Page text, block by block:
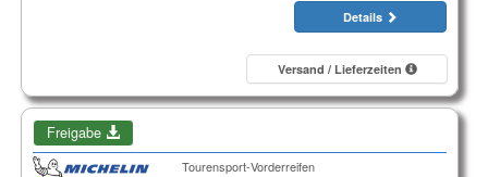
Details
Versand / Lieferzeiten
Freigabe
Tourensport-Vorderreifen